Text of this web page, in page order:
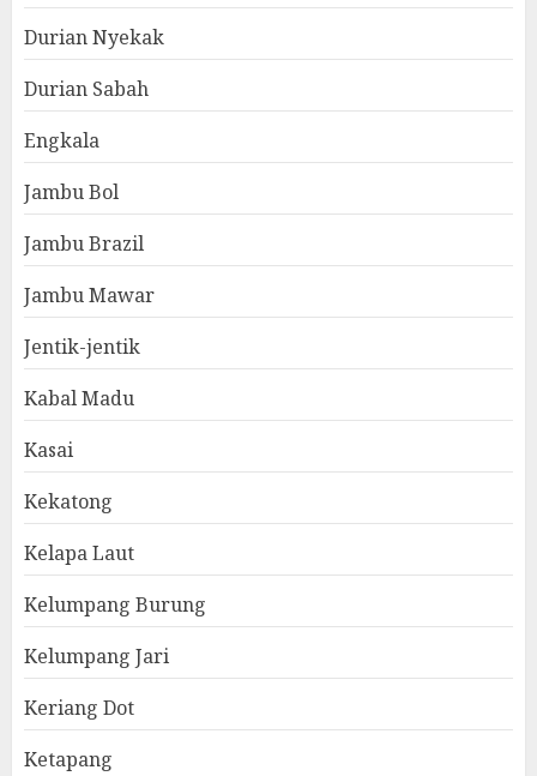
Durian Nyekak
Durian Sabah
Engkala
Jambu Bol
Jambu Brazil
Jambu Mawar
Jentik-jentik
Kabal Madu
Kasai
Kekatong
Kelapa Laut
Kelumpang Burung
Kelumpang Jari
Keriang Dot
Ketapang